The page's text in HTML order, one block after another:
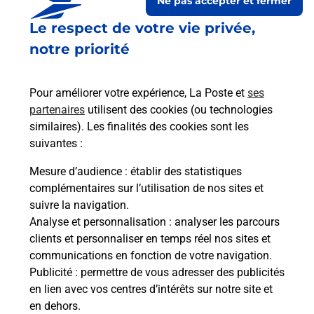
Le respect de votre vie privée,
notre priorité
Pour améliorer votre expérience, La Poste et ses
partenaires utilisent des cookies (ou technologies
similaires). Les finalités des cookies sont les
suivantes :
Mesure d’audience : établir des statistiques
complémentaires sur l’utilisation de nos sites et
suivre la navigation.
Analyse et personnalisation : analyser les parcours
clients et personnaliser en temps réel nos sites et
communications en fonction de votre navigation.
Publicité : permettre de vous adresser des publicités
en lien avec vos centres d’intérêts sur notre site et
en dehors.
Collecte du courrier aujourd'hui à 09h00
Place De La Mairie
30190 Dions
Itinéraire
Le lien s'ouvre dans un nouvel onglet